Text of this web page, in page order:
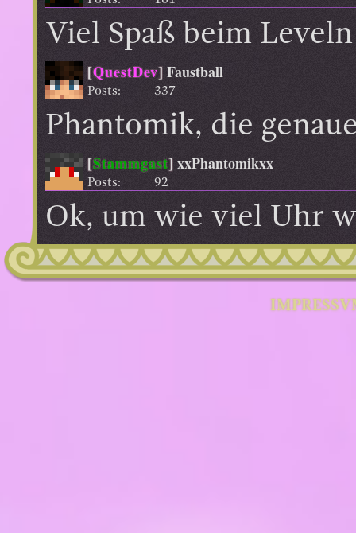
Viel Spaß beim
[QuestDev]Faustball
Posts: 337
Phantomik, die
[Stammgast]xxPhantomikxx
Posts: 92
Ok, um wie viel Uhr